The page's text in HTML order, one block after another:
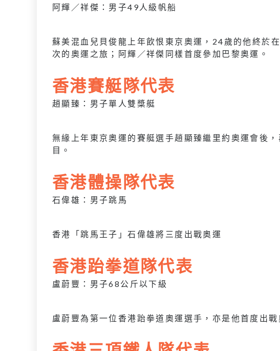
阿輝／祥傑：男子49人級帆船
蘇美混血兒貝俊龍上年飲恨東京奧運，24歲的他終於
次的奧運之旅；阿輝／祥傑同樣首度參加巴黎奧運。
香港賽艇隊代表
趙顯臻：男子單人雙槳艇
無緣上年東京奧運的賽艇選手趙顯臻繼里約奧運會後
目。
香港體操隊代表
石偉雄：男子跳馬
香港「跳馬王子」石偉雄將三度出戰奧運
香港跆拳道隊代表
盧蔚豐：男子68公斤以下級
盧蔚豐為第一位香港跆拳道奧運選手，亦是他首度出戰